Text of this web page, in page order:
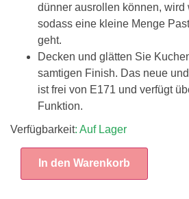
dünner ausrollen können, wird
sodass eine kleine Menge
geht.
Decken und glätten Sie
samtigen Finish. Das neue
ist frei von E171 und verfügt
Funktion.
Verfügbarkeit: Auf Lager
In den Warenkorb